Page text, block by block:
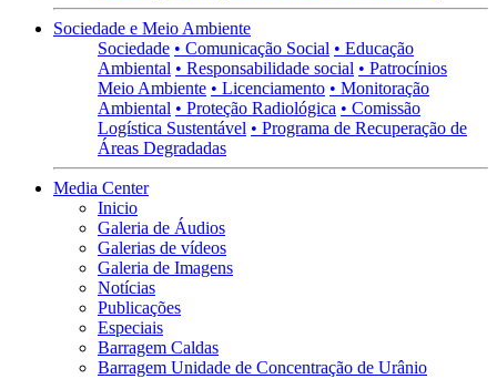
Sociedade e Meio Ambiente
Sociedade • Comunicação Social • Educação
Ambiental • Responsabilidade social • Patrocínios
Meio Ambiente • Licenciamento • Monitoração
Ambiental • Proteção Radiológica • Comissão
Logística Sustentável • Programa de Recuperação de
Áreas Degradadas
Media Center
Inicio
Galeria de Áudios
Galerias de vídeos
Galeria de Imagens
Notícias
Publicações
Especiais
Barragem Caldas
Barragem Unidade de Concentração de Urânio